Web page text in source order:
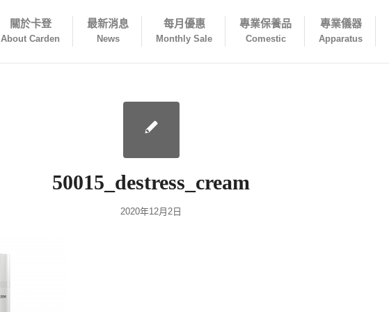
關於卡登
About Carden
最新消息
News
每月優惠
Monthly Sale
專業保養品
Comestic
專業儀器
Apparatus
50015_destress_cream
2020年12月2日